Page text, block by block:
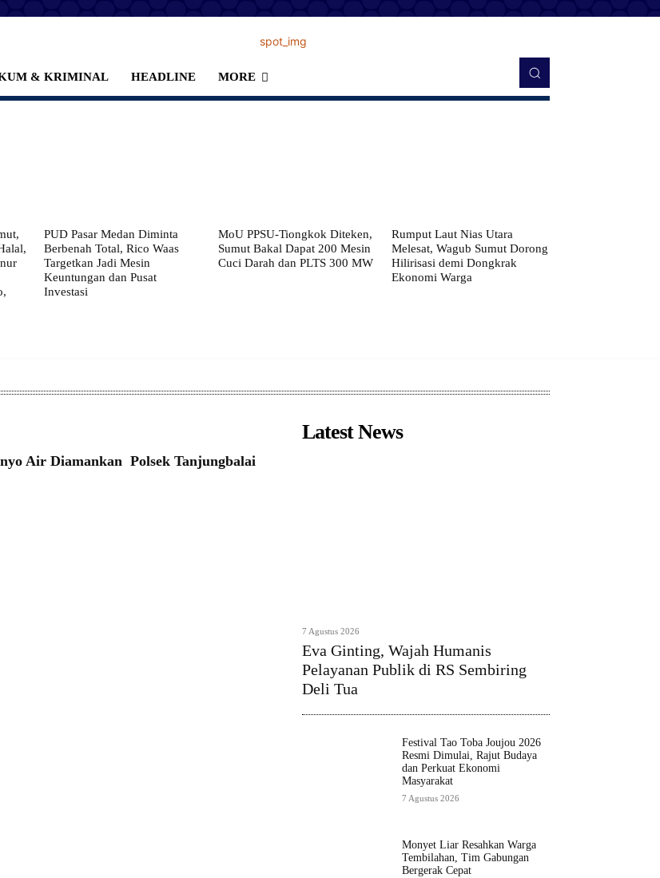
& KRIMINAL HEADLINE MORE
PUD Pasar Medan Diminta
Berbenah Total, Rico Waas
Targetkan Jadi Mesin
Keuntungan dan Pusat
Investasi
MoU PPSU-Tiongkok Diteken,
Sumut Bakal Dapat 200 Mesin
Cuci Darah dan PLTS 300 MW
Rumput Laut Nias Utara
Melesat, Wagub Sumut Dorong
Hilirisasi demi Dongkrak
Ekonomi Warga
Air Diamankan Polsek Tanjungbalai
Latest News
7 Agustus 2026
Eva Ginting, Wajah Humanis
Pelayanan Publik di RS Sembiring
Deli Tua
Festival Tao Toba Joujou 2026
Resmi Dimulai, Rajut Budaya
dan Perkuat Ekonomi
Masyarakat
7 Agustus 2026
Monyet Liar Resahkan Warga
Tembilahan, Tim Gabungan
Bergerak Cepat